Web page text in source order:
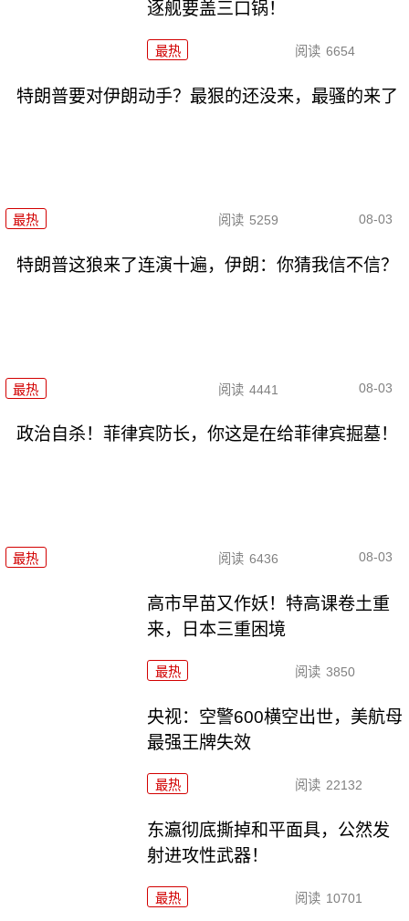
逐舰要盖三口锅！
最热 阅读 6654
特朗普要对伊朗动手？最狠的还没来，最骚的来了
最热 阅读 5259 08-03
特朗普这狼来了连演十遍，伊朗：你猜我信不信？
最热 阅读 4441 08-03
政治自杀！菲律宾防长，你这是在给菲律宾掘墓！
最热 阅读 6436 08-03
高市早苗又作妖！特高课卷土重
来，日本三重困境
最热 阅读 3850
央视：空警600横空出世，美航母
最强王牌失效
最热 阅读 22132
东瀛彻底撕掉和平面具，公然发
射进攻性武器！
最热 阅读 10701